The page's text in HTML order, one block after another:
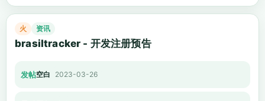
火 资讯
brasiltracker - 开发注册预告
发帖空白 2023-03-26